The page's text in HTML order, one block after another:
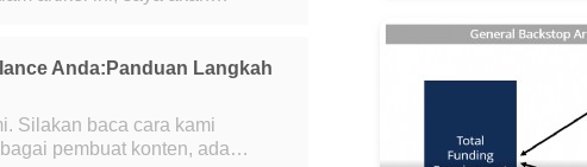
Anda:Panduan Langkah
Silakan baca cara kami
diberikan oleh
Anda...